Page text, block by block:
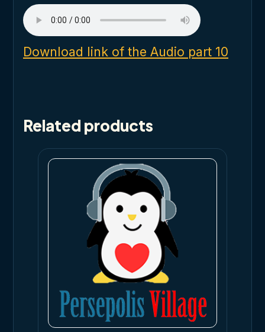
Download link of the Audio part 10
Related products